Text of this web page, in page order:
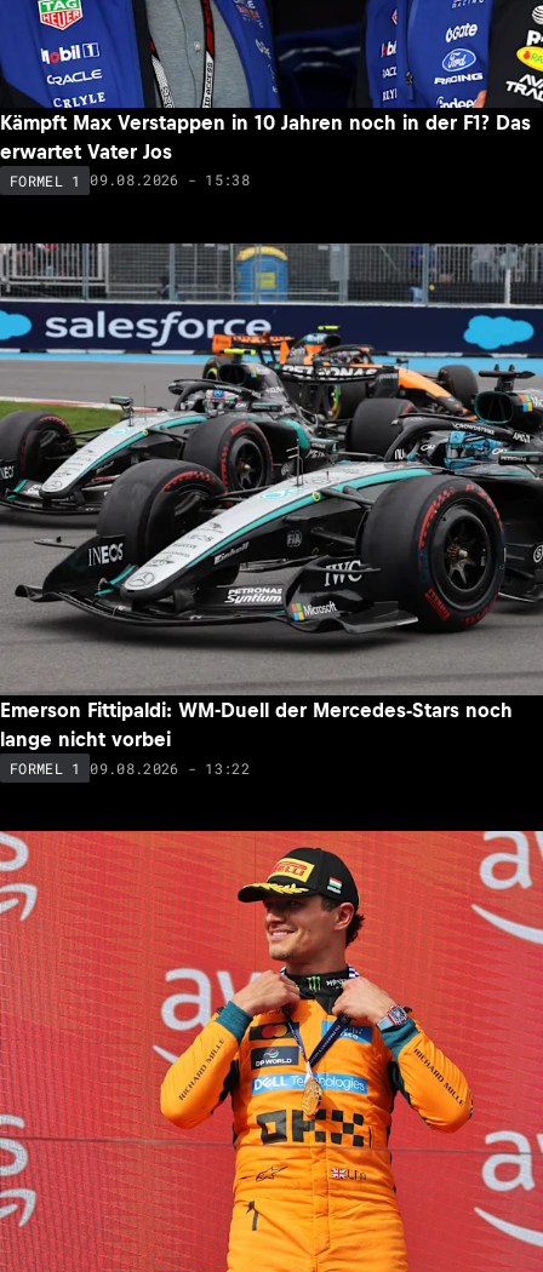
Kämpft Max Verstappen in 10 Jahren noch in der F1? Das
erwartet Vater Jos
FORMEL 1 09.08.2026 - 15:38
Emerson Fittipaldi: WM-Duell der Mercedes-Stars noch
lange nicht vorbei
FORMEL 1 09.08.2026 - 13:22